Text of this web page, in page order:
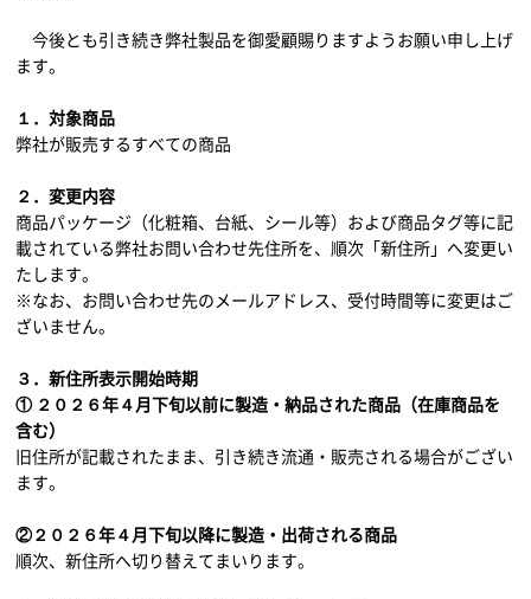
今後とも引き続き弊社製品を御愛顧賜りますようお願い申し上げ
ます。
１．対象商品
弊社が販売するすべての商品
２．変更内容
商品パッケージ（化粧箱、台紙、シール等）および商品タグ等に記
載されている弊社お問い合わせ先住所を、順次「新住所」へ変更い
たします。
※なお、お問い合わせ先のメールアドレス、受付時間等に変更はご
ざいません。
３．新住所表示開始時期
① ２０２６年４月下旬以前に製造・納品された商品（在庫商品を
含む）
旧住所が記載されたまま、引き続き流通・販売される場合がござい
ます。
②２０２６年４月下旬以降に製造・出荷される商品
順次、新住所へ切り替えてまいります。